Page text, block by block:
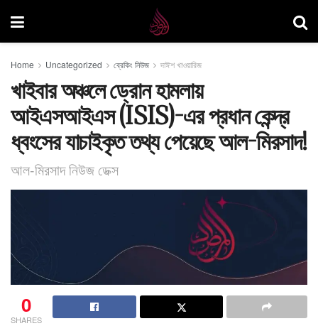
Home Uncategorized ব্রেকিং নিউজ দাঈশ খাওয়ারিজ
খাইবার অঞ্চলে ড্রোন হামলায়
আইএসআইএস (ISIS)-এর প্রধান কেন্দ্র
ধ্বংসের যাচাইকৃত তথ্য পেয়েছে আল-মিরসাদ!
আল-মিরসাদ নিউজ ডেক্স
0
SHARES